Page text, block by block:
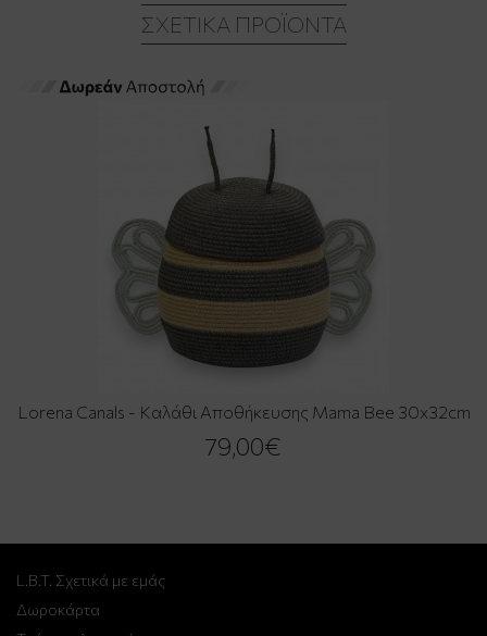
ΣΧΕΤΙΚΆ ΠΡΟΪΌΝΤΑ
Lorena Canals - Καλάθι Αποθήκευσης Mama Bee 30x32cm
79,00€
L.B.T. Σχετικά με εμάς
Δωροκάρτα